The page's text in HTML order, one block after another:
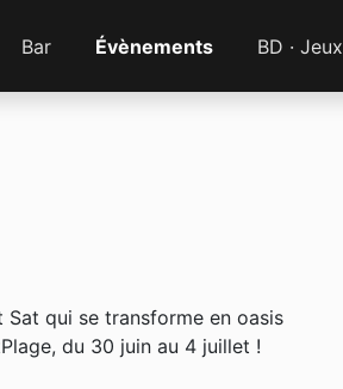
Bar Évènements BD · Jeux
qui se transforme en oasis
du 30 juin au 4 juillet !